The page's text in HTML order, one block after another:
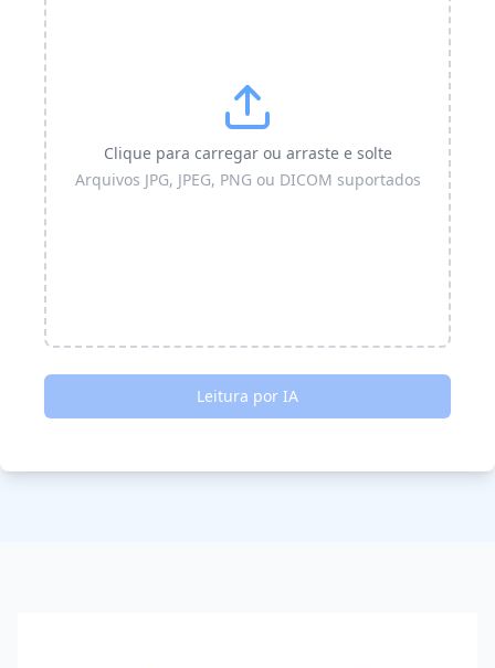
Clique para carregar ou arraste e solte
Arquivos JPG, JPEG, PNG ou DICOM suportados
Leitura por IA